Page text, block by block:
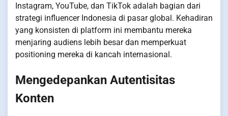
Instagram, YouTube, dan TikTok adalah bagian dari
strategi influencer Indonesia di pasar global. Kehadiran
yang konsisten di platform ini membantu mereka
menjaring audiens lebih besar dan memperkuat
positioning mereka di kancah internasional.
Mengedepankan Autentisitas
Konten